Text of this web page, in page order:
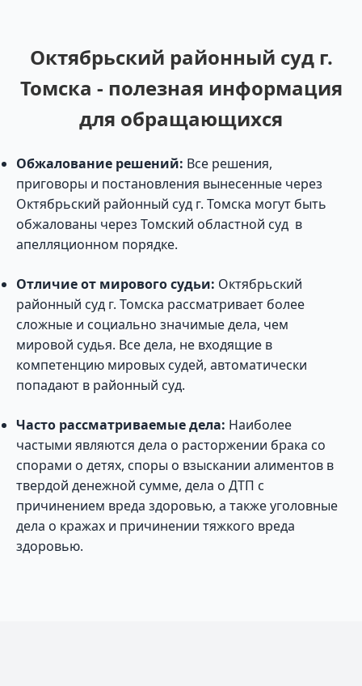
Октябрьский районный суд г.
Томска - полезная информация
для обращающихся
Обжалование решений: Все решения,
приговоры и постановления вынесенные через
Октябрьский районный суд г. Томска могут быть
обжалованы через Томский областной суд в
апелляционном порядке.
Отличие от мирового судьи: Октябрьский
районный суд г. Томска рассматривает более
сложные и социально значимые дела, чем
мировой судья. Все дела, не входящие в
компетенцию мировых судей, автоматически
попадают в районный суд.
Часто рассматриваемые дела: Наиболее
частыми являются дела о расторжении брака со
спорами о детях, споры о взыскании алиментов в
твердой денежной сумме, дела о ДТП с
причинением вреда здоровью, а также уголовные
дела о кражах и причинении тяжкого вреда
здоровью.